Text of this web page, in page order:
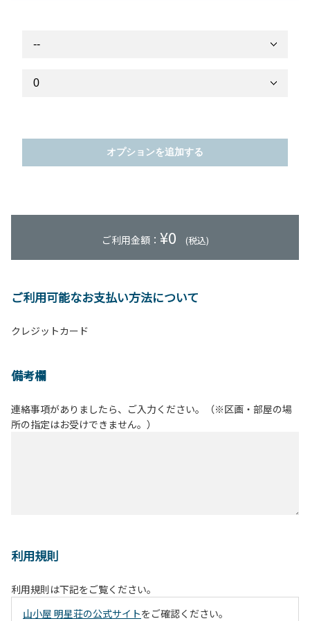
オプションを追加する
ご利用金額： ¥0 (税込)
ご利用可能なお支払い方法について
クレジットカード
備考欄
連絡事項がありましたら、ご入力ください。（※区画・部屋の場
所の指定はお受けできません。）
利用規則
利用規則は下記をご覧ください。
山小屋 明星荘の公式サイトをご確認ください。